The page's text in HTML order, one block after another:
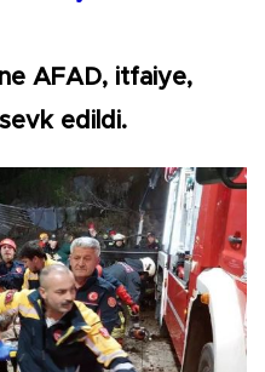
AFAD, itfaiye,
edildi.